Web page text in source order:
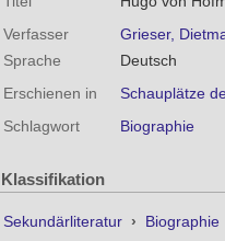
Verfasser
Grieser,
Sprache
Deutsch
Erschienen in
Schauplätze
Schlagwort
Biographie
Klassifikation
Sekundärliteratur › Biographie